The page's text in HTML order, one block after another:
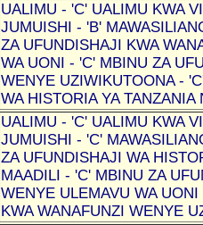
UALIMU - 'C' UALIMU KWA
JUMUISHI - 'B'
ZA UFUNDISHAJI KWA
WA UONI - 'C' MBINU ZA
WENYE UZIWIKUTOONA -
WA HISTORIA YA TANZANIA
UALIMU - 'C' UALIMU KWA
JUMUISHI - 'C'
ZA UFUNDISHAJI WA
MAADILI - 'C' MBINU ZA
WENYE ULEMAVU WA
KWA WANAFUNZI WENYE